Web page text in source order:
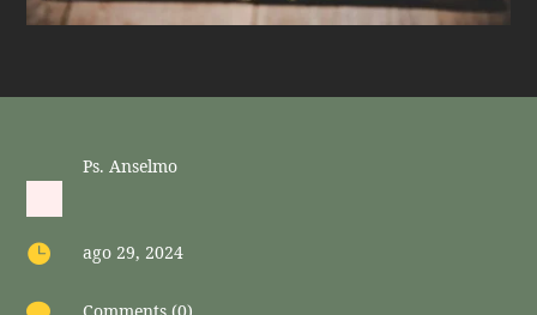
Ps. Anselmo
 ago 29, 2024